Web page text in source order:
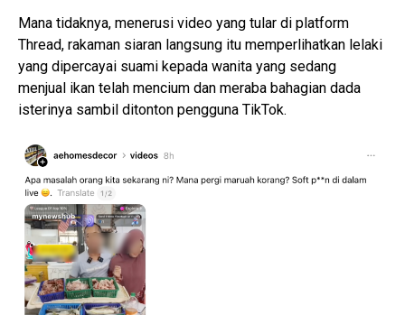
Mana tidaknya, menerusi video yang tular di platform
Thread, rakaman siaran langsung itu memperlihatkan lelaki
yang dipercayai suami kepada wanita yang sedang
menjual ikan telah mencium dan meraba bahagian dada
isterinya sambil ditonton pengguna TikTok.